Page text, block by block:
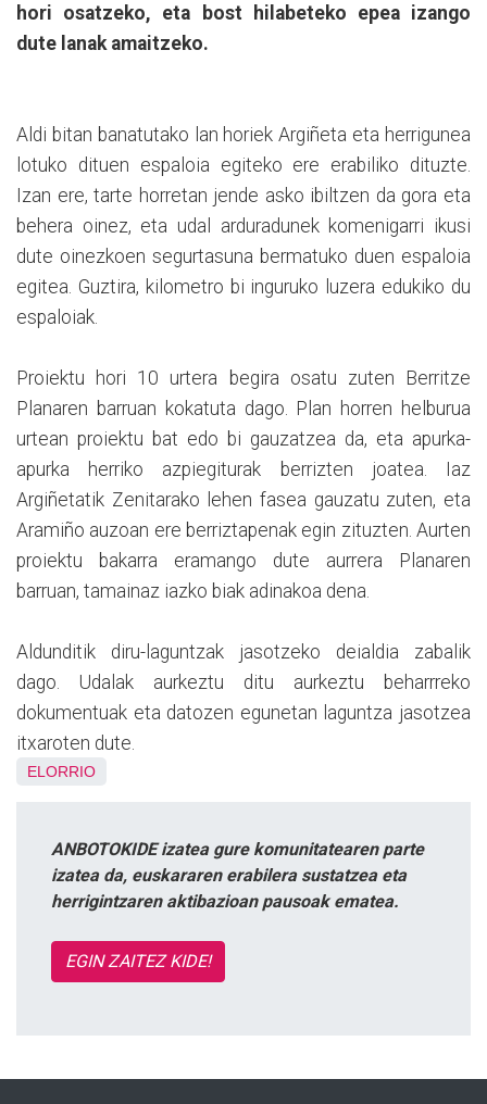
hori osatzeko, eta bost hilabeteko epea izango
dute lanak amaitzeko.
Aldi bitan banatutako lan horiek Argiñeta eta herrigunea
lotuko dituen espaloia egiteko ere erabiliko dituzte.
Izan ere, tarte horretan jende asko ibiltzen da gora eta
behera oinez, eta udal arduradunek komenigarri ikusi
dute oinezkoen segurtasuna bermatuko duen espaloia
egitea. Guztira, kilometro bi inguruko luzera edukiko du
espaloiak.
Proiektu hori 10 urtera begira osatu zuten Berritze
Planaren barruan kokatuta dago. Plan horren helburua
urtean proiektu bat edo bi gauzatzea da, eta apurka-
apurka herriko azpiegiturak berrizten joatea. Iaz
Argiñetatik Zenitarako lehen fasea gauzatu zuten, eta
Aramiño auzoan ere berriztapenak egin zituzten. Aurten
proiektu bakarra eramango dute aurrera Planaren
barruan, tamainaz iazko biak adinakoa dena.
Aldunditik diru-laguntzak jasotzeko deialdia zabalik
dago. Udalak aurkeztu ditu aurkeztu beharrreko
dokumentuak eta datozen egunetan laguntza jasotzea
itxaroten dute.
ELORRIO
ANBOTOKIDE izatea gure komunitatearen parte
izatea da, euskararen erabilera sustatzea eta
herrigintzaren aktibazioan pausoak ematea.
EGIN ZAITEZ KIDE!